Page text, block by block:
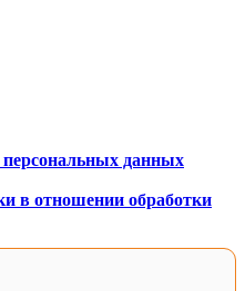
персональных данных
в отношении обработки